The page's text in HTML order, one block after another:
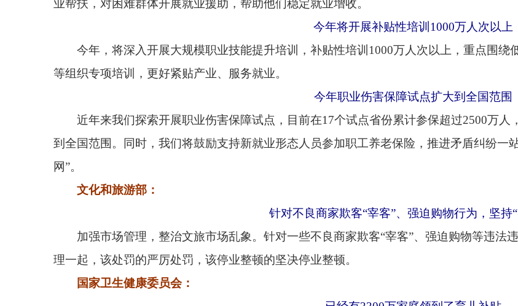
理一起，该处罚的严厉处罚，该停业整顿的坚决停业整顿。
已经有3300万家庭领到了育儿补贴
从去年第四季度开始，我们陆续向符合条件的育儿家庭发放育儿补贴，截至现在，已经有3300万家庭领到
在“十五五”期间将谋划1000个左右的紧密型县域医共体建设。为进一步加强医疗卫生服务的连续性，我们
立转诊会诊中心，让老百姓看病就医的连续性得到持续改善。